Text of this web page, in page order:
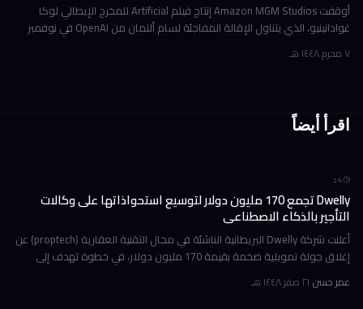
أوقفت Amazon MGM Studios إنتاج فيلم Artificial للمخرج الإيطالي لوكا
غوادانينيو، الذي يتناول الإقالة المفاجئة لسام ألتمان من OpenAI في نوفمبر
٧ محرم ١٤٤٨ هـ
اقرأ أيضاً
4د
Dwelly تجمع 170 مليون دولار لتوسيع استحواذاتها على وكالات
التأجير بالذكاء الاصطناعي
أعلنت شركة Dwelly البريطانية الناشئة في مجال التقنية العقارية (proptech) عن
إغلاق جولة تمويلية ضخمة بقيمة 170 مليون دولار، في خطوة تهدف إلى
عمر حسن·٢١ صفر ١٤٤٨ هـ